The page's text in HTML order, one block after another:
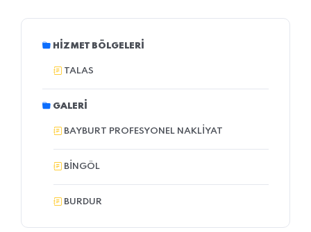
HIZMET BÖLGELERI
TALAS
GALERI
BAYBURT PROFESYONEL NAKLIYAT
BINGÖL
BURDUR